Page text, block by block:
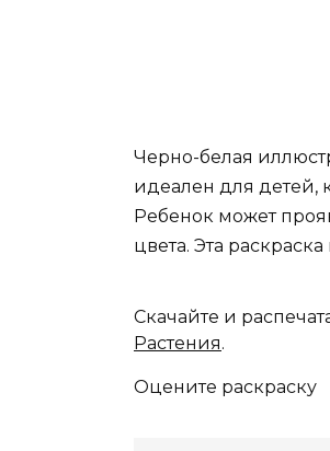
Черно-белая
идеален для детей,
Ребенок может
цвета. Эта
Скачайте и
Растения.
Оцените раскраску